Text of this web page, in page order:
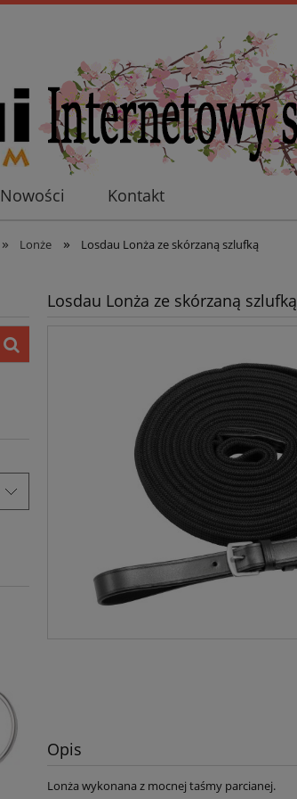
Nowości Kontakt
» Lonże » Losdau Lonża ze skórzaną szlufką
Losdau Lonża ze skórzaną szlufką
Opis
Lonża wykonana z mocnej taśmy parcianej.